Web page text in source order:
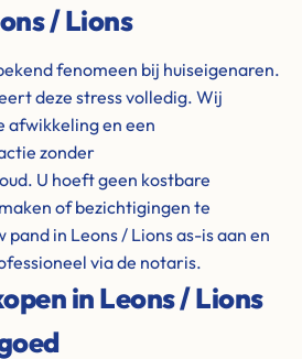
/ Lions
fenomeen bij huiseigenaren.
deze stress volledig. Wij
afwikkeling en een
zonder
U hoeft geen kostbare
of bezichtigingen te
pand in Leons / Lions as-is aan en
via de notaris.
in Leons / Lions